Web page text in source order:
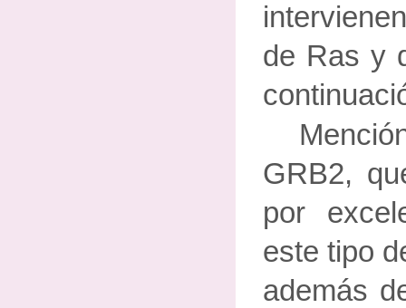
de Ras y
GRB2,
por
este tipo
además